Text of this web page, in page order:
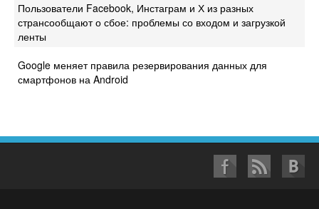
Пользователи Facebook, Инстаграм и Х из разных
странсообщают о сбое: проблемы со входом и загрузкой
ленты
Google меняет правила резервирования данных для
смартфонов на Android